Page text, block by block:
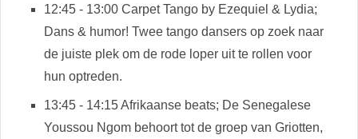
12:45 - 13:00 Carpet Tango by Ezequiel & Lydia;
Dans & humor! Twee tango dansers op zoek naar
de juiste plek om de rode loper uit te rollen voor
hun optreden.
13:45 - 14:15 Afrikaanse beats; De Senegalese
Youssou Ngom behoort tot de groep van Griotten,